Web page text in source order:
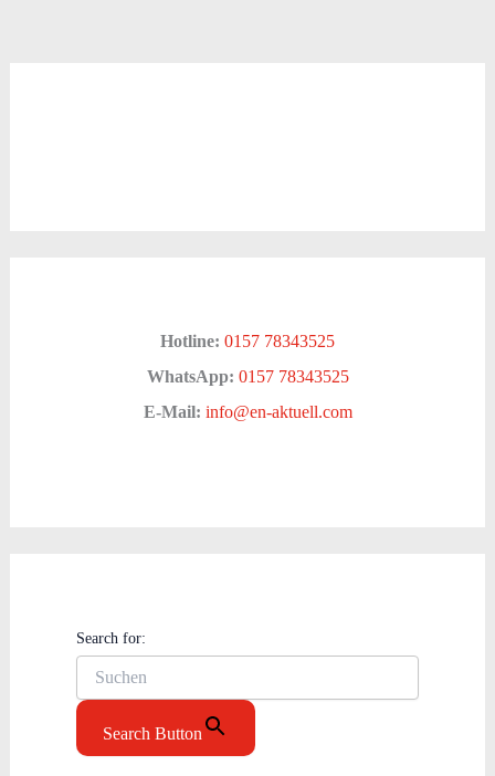
Hotline: 0157 78343525
WhatsApp: 0157 78343525
E-Mail: info@en-aktuell.com
Search for:
Search Button